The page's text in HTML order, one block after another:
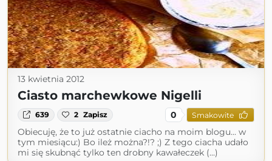
13 kwietnia 2012
Ciasto marchewkowe Nigelli
639 2 Zapisz 0 Smakowite
Obiecuję, że to już ostatnie ciacho na moim blogu... w
tym miesiącu:) Bo ileż można?!? ;) Z tego ciacha udało
mi się skubnąć tylko ten drobny kawałeczek (...)